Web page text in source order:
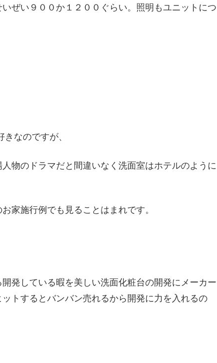
ぜい９００か１２００ぐらい。照明もユニットにつ
なのですが、
物のドラマだと間違いなく洗面室はホテルのように
家施行例でも見ることはまれです。
発している暇を美しい洗面化粧台の開発にメーカー
トするとバンバン売れるから開発に力を入れるの